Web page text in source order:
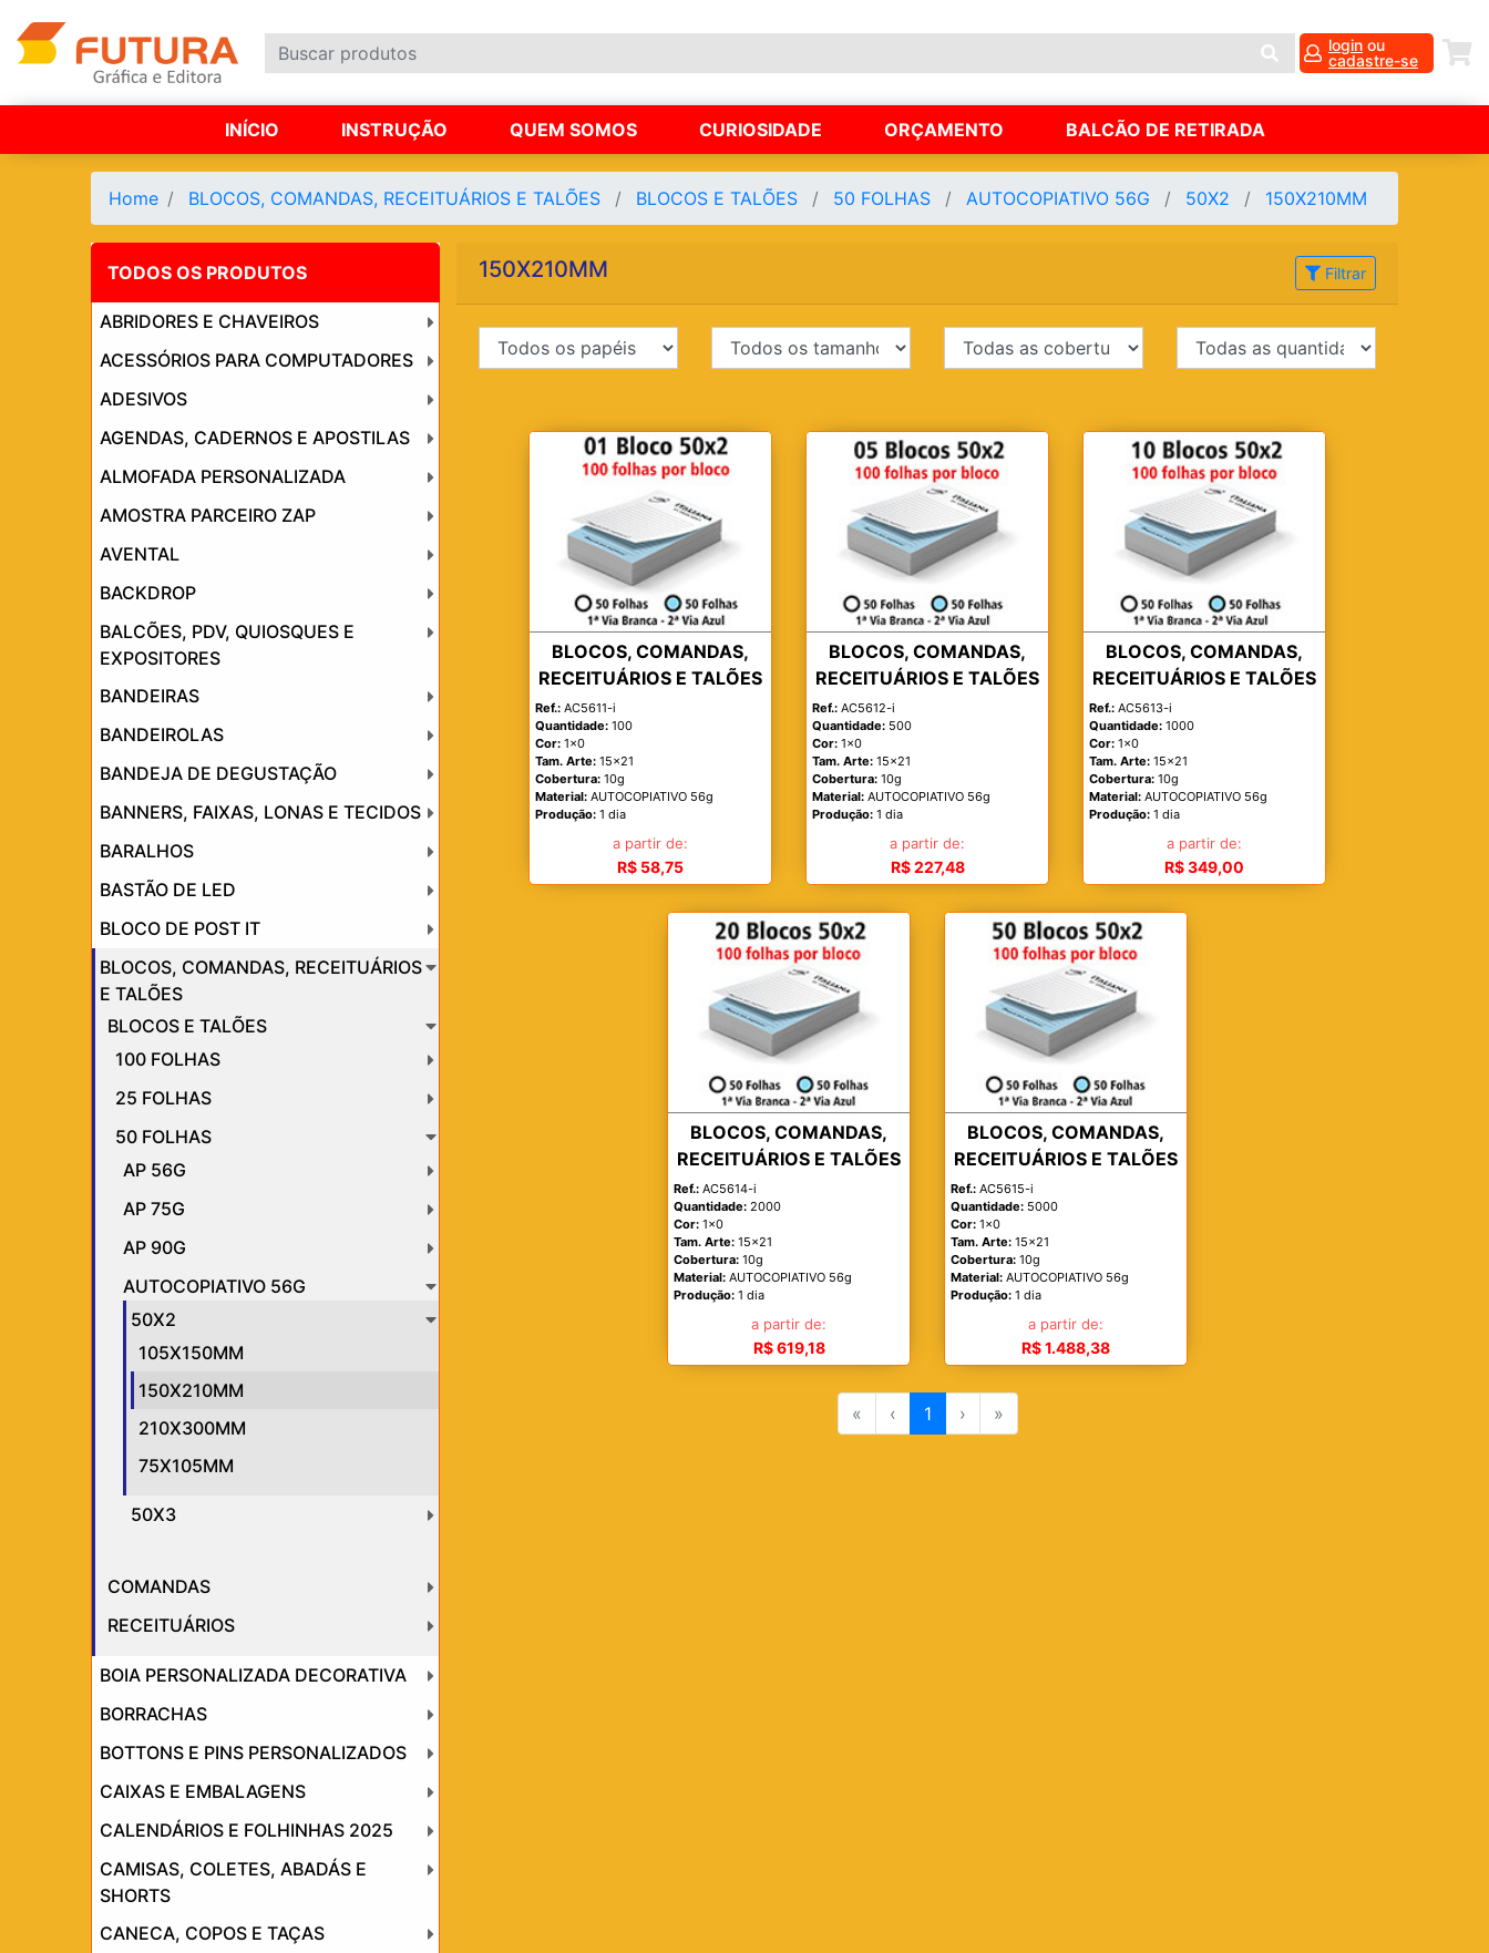
login ou
cadastre-se
INÍCIO INSTRUÇÃO QUEM SOMOS CURIOSIDADE ORÇAMENTO BALCÃO DE RETIRADA
Home BLOCOS, COMANDAS, RECEITUÁRIOS E TALÕES BLOCOS E TALÕES 50 FOLHAS AUTOCOPIATIVO 56G 50X2 150X210MM
TODOS OS PRODUTOS
ABRIDORES E CHAVEIROS
ACESSÓRIOS PARA COMPUTADORES
ADESIVOS
AGENDAS, CADERNOS E APOSTILAS
ALMOFADA PERSONALIZADA
AMOSTRA PARCEIRO ZAP
AVENTAL
BACKDROP
BALCÕES, PDV, QUIOSQUES E
EXPOSITORES
BANDEIRAS
BANDEIROLAS
BANDEJA DE DEGUSTAÇÃO
BANNERS, FAIXAS, LONAS E TECIDOS
BARALHOS
BASTÃO DE LED
BLOCO DE POST IT
BLOCOS, COMANDAS, RECEITUÁRIOS
E TALÕES
BLOCOS E TALÕES
100 FOLHAS
25 FOLHAS
50 FOLHAS
AP 56G
AP 75G
AP 90G
AUTOCOPIATIVO 56G
50X2
105X150MM
150X210MM
210X300MM
75X105MM
50X3
COMANDAS
RECEITUÁRIOS
BOIA PERSONALIZADA DECORATIVA
BORRACHAS
BOTTONS E PINS PERSONALIZADOS
CAIXAS E EMBALAGENS
CALENDÁRIOS E FOLHINHAS 2025
CAMISAS, COLETES, ABADÁS E
SHORTS
CANECA, COPOS E TAÇAS
150X210MM Filtrar
BLOCOS, COMANDAS,
RECEITUÁRIOS E TALÕES
Ref.: AC5611-i
Quantidade: 100
Cor: 1x0
Tam. Arte: 15x21
Cobertura: 10g
Material: AUTOCOPIATIVO 56g
Produção: 1 dia
a partir de:
R$ 58,75
BLOCOS, COMANDAS,
RECEITUÁRIOS E TALÕES
Ref.: AC5612-i
Quantidade: 500
Cor: 1x0
Tam. Arte: 15x21
Cobertura: 10g
Material: AUTOCOPIATIVO 56g
Produção: 1 dia
a partir de:
R$ 227,48
BLOCOS, COMANDAS,
RECEITUÁRIOS E TALÕES
Ref.: AC5613-i
Quantidade: 1000
Cor: 1x0
Tam. Arte: 15x21
Cobertura: 10g
Material: AUTOCOPIATIVO 56g
Produção: 1 dia
a partir de:
R$ 349,00
BLOCOS, COMANDAS,
RECEITUÁRIOS E TALÕES
Ref.: AC5614-i
Quantidade: 2000
Cor: 1x0
Tam. Arte: 15x21
Cobertura: 10g
Material: AUTOCOPIATIVO 56g
Produção: 1 dia
a partir de:
R$ 619,18
BLOCOS, COMANDAS,
RECEITUÁRIOS E TALÕES
Ref.: AC5615-i
Quantidade: 5000
Cor: 1x0
Tam. Arte: 15x21
Cobertura: 10g
Material: AUTOCOPIATIVO 56g
Produção: 1 dia
a partir de:
R$ 1.488,38
« ‹ 1 › »